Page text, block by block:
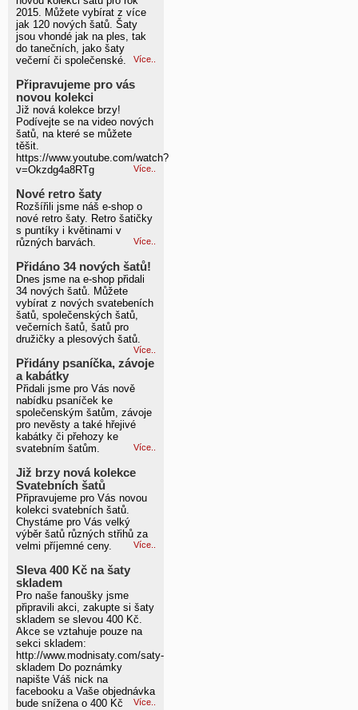
2015. Můžete vybírat z více
jak 120 nových šatů. Šaty
jsou vhondé jak na ples, tak
do tanečních, jako šaty
večerní či společenské.
Více..
Připravujeme pro vás
novou kolekci
Již nová kolekce brzy!
Podívejte se na video nových
šatů, na které se můžete
těšit.
https://www.youtube.com/watch?
v=Okzdg4a8RTg
Více..
Nové retro šaty
Rozšířili jsme náš e-shop o
nové retro šaty. Retro šatičky
s puntíky i květinami v
různých barvách.
Více..
Přidáno 34 nových šatů!
Dnes jsme na e-shop přidali
34 nových šatů. Můžete
vybírat z nových svatebeních
šatů, společenských šatů,
večerních šatů, šatů pro
družičky a plesových šatů.
Více..
Přidány psaníčka, závoje
a kabátky
Přidali jsme pro Vás nově
nabídku psaníček ke
společenským šatům, závoje
pro nevěsty a také hřejivé
kabátky či přehozy ke
svatebním šatům.
Více..
Již brzy nová kolekce
Svatebních šatů
Připravujeme pro Vás novou
kolekci svatebních šatů.
Chystáme pro Vás velký
výběr šatů různých střihů za
velmi příjemné ceny.
Více..
Sleva 400 Kč na šaty
skladem
Pro naše fanoušky jsme
připravili akci, zakupte si šaty
skladem se slevou 400 Kč.
Akce se vztahuje pouze na
sekci skladem:
http://www.modnisaty.com/saty-
skladem Do poznámky
napište Váš nick na
facebooku a Vaše objednávka
bude snížena o 400 Kč
Více..